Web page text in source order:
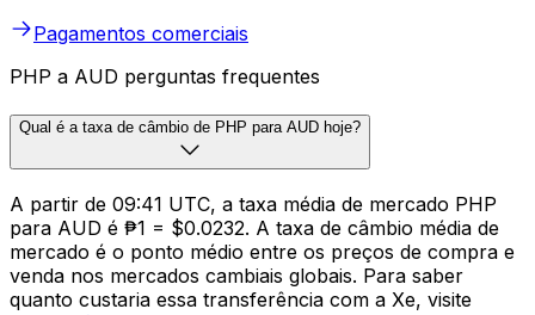
Pagamentos comerciais
PHP a AUD perguntas frequentes
Qual é a taxa de câmbio de PHP para AUD hoje?
A partir de 09:41 UTC, a taxa média de mercado PHP
para AUD é ₱1 = $0.0232. A taxa de câmbio média de
mercado é o ponto médio entre os preços de compra e
venda nos mercados cambiais globais. Para saber
quanto custaria essa transferência com a Xe, visite